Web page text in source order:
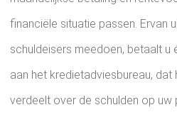
financiële situatie passen. Ervan
schuldeisers meedoen, betaalt u
aan het kredietadviesbureau, dat
verdeelt over de schulden op uw